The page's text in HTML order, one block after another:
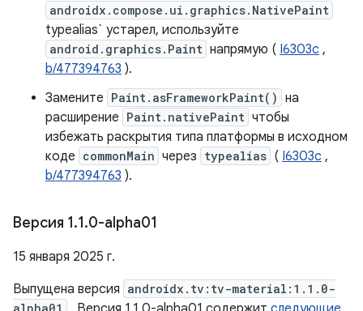
androidx.compose.ui.graphics.NativePaint
typealias` устарел, используйте
android.graphics.Paint напрямую ( I6303c ,
b/477394763 ).
Замените Paint.asFrameworkPaint() на
расширение Paint.nativePaint чтобы
избежать раскрытия типа платформы в исходном
коде commonMain через typealias ( I6303c ,
b/477394763 ).
Версия 1.1.0-alpha01
15 января 2025 г.
Выпущена версия androidx.tv:tv-material:1.1.0-